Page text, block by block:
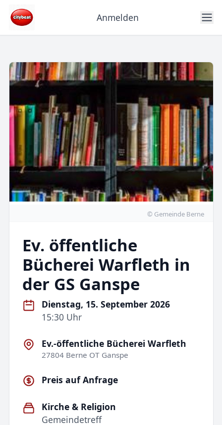
Anmelden
© Gemeinde Berne
Ev. öffentliche
Bücherei Warfleth in
der GS Ganspe
Dienstag, 15. September 2026
15:30 Uhr
Ev.-öffentliche Bücherei Warfleth
27804 Berne OT Ganspe
Preis auf Anfrage
Kirche & Religion
Gemeindetreff